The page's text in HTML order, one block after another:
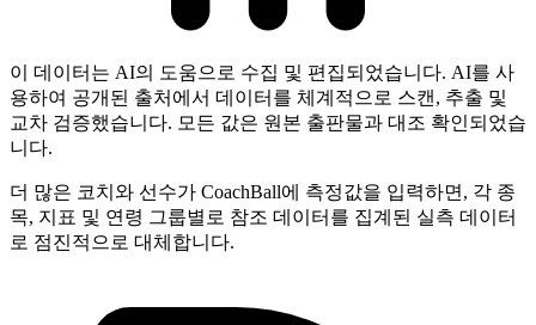
이 데이터는 AI의 도움으로 수집 및 편집되었습니다. AI를 사
용하여 공개된 출처에서 데이터를 체계적으로 스캔, 추출 및
교차 검증했습니다. 모든 값은 원본 출판물과 대조 확인되었습
니다.
더 많은 코치와 선수가 CoachBall에 측정값을 입력하면, 각 종
목, 지표 및 연령 그룹별로 참조 데이터를 집계된 실측 데이터
로 점진적으로 대체합니다.